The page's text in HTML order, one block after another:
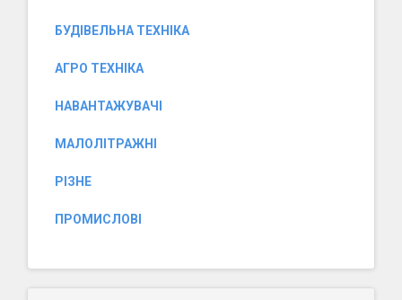
БУДІВЕЛЬНА ТЕХНІКА
АГРО ТЕХНІКА
НАВАНТАЖУВАЧІ
МАЛОЛІТРАЖНІ
РІЗНЕ
ПРОМИСЛОВІ